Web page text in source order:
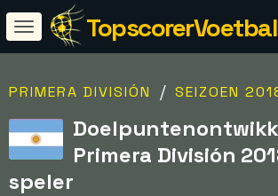
PRIMERA DIVISIÓN / SEIZOEN
Primera División
speler